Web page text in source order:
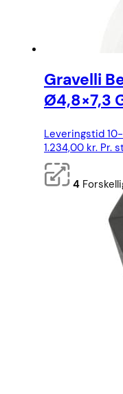
Gravelli
Ø4,8×7,3
Leveringstid 10-
1.234,00 kr. Pr.
4